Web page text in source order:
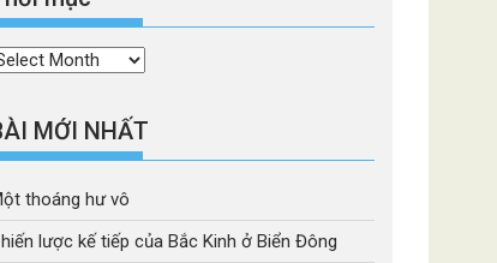
MỚI NHẤT
thoáng hư vô
lược kế tiếp của Bắc Kinh ở Biển Đông